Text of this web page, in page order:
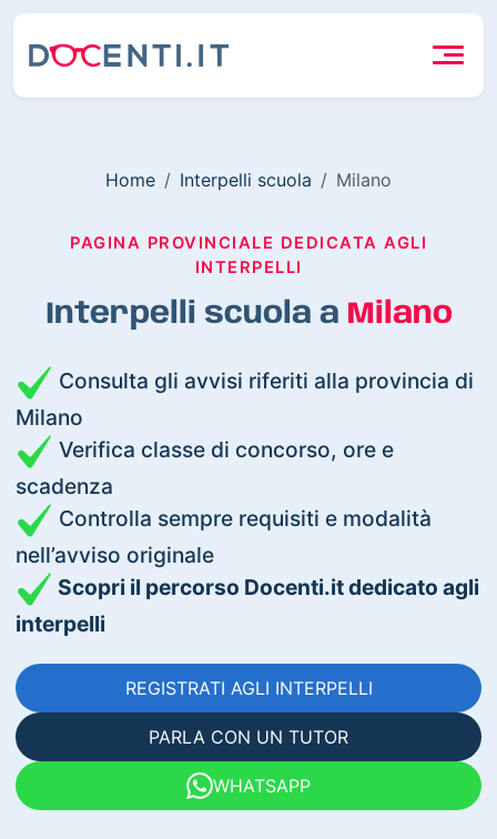
Home Interpelli scuola Milano
PAGINA PROVINCIALE DEDICATA AGLI
INTERPELLI
Interpelli scuola a Milano
Consulta gli avvisi riferiti alla provincia di
Milano
Verifica classe di concorso, ore e
scadenza
Controlla sempre requisiti e modalità
nell’avviso originale
Scopri il percorso Docenti.it dedicato agli
interpelli
REGISTRATI AGLI INTERPELLI
PARLA CON UN TUTOR
WHATSAPP